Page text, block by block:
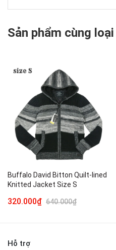
Sản phẩm cùng loại
Buffalo David Bitton Quilt-lined
Knitted Jacket Size S
320.000₫ 640.000₫
Hỗ trợ